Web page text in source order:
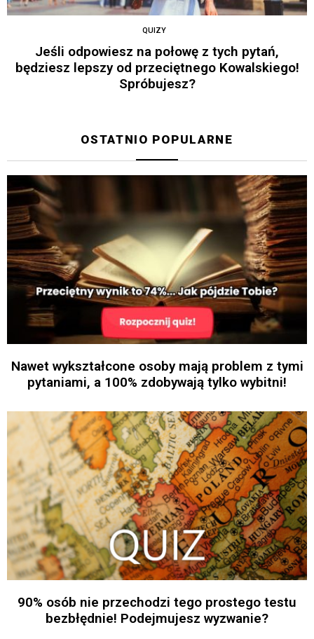
QUIZY
Jeśli odpowiesz na połowę z tych pytań,
będziesz lepszy od przeciętnego Kowalskiego!
Spróbujesz?
OSTATNIO POPULARNE
Nawet wykształcone osoby mają problem z tymi
pytaniami, a 100% zdobywają tylko wybitni!
90% osób nie przechodzi tego prostego testu
bezbłędnie! Podejmujesz wyzwanie?